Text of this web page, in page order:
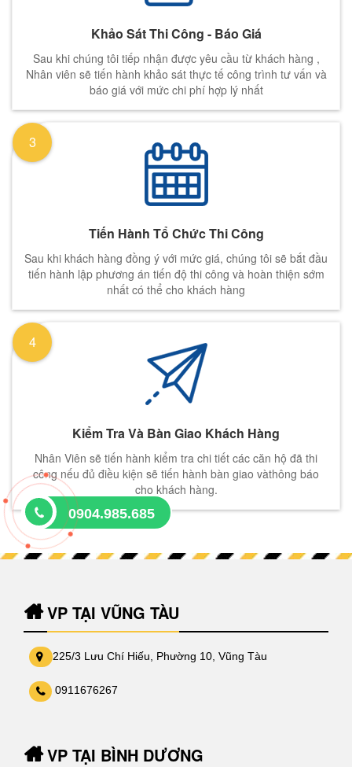
Khảo Sát Thi Công - Báo Giá
Sau khi chúng tôi tiếp nhận được yêu cầu từ khách hàng ,
Nhân viên sẽ tiến hành khảo sát thực tế công trình tư vấn và
báo giá với mức chi phí hợp lý nhất
Tiến Hành Tổ Chức Thi Công
Sau khi khách hàng đồng ý với mức giá, chúng tôi sẽ bắt đầu
tiến hành lập phương án tiến độ thi công và hoàn thiện sớm
nhất có thể cho khách hàng
3
Kiểm Tra Và Bàn Giao Khách Hàng
Nhân Viên sẽ tiến hành kiểm tra chi tiết các căn hộ đã thi
công nếu đủ điều kiện sẽ tiến hành bàn giao vàthông báo
cho khách hàng.
4
VP TẠI VŨNG TÀU
225/3 Lưu Chí Hiếu, Phường 10, Vũng Tàu
0911676267
VP TẠI BÌNH DƯƠNG
0904.985.685